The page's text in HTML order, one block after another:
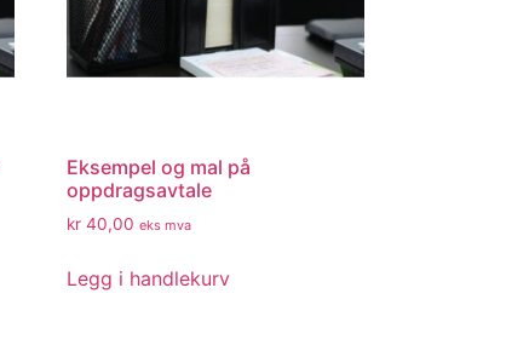
Eksempel og mal på
oppdragsavtale
kr40,00 eks mva
Legg i handlekurv